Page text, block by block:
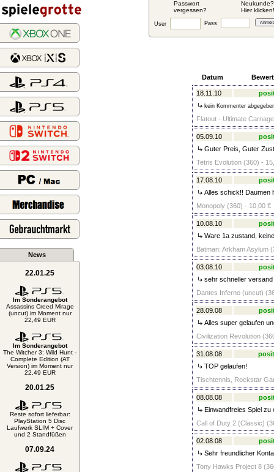
Passwort
vergessen?
Neukunde?
Hier klicken!
User Pass
News
22.01.25
Im Sonderangebot
Assassins Creed Mirage
(uncut) im Moment nur
22,49 EUR
Im Sonderangebot
The Witcher 3: Wild Hunt -
Complete Edition (AT
Version) im Moment nur
22,49 EUR
20.01.25
Reste sofort lieferbar:
PlayStation 5 Disc
Laufwerk SLIM + Cover
und 2 Standfüßen
07.09.24
Datum
18.11.10
kein Kommenter
Flatout - Ultimate
05.09.10
Guter Preis, Guter
Tetris Evolution (360) -
17.08.10
Alles schick!! Daumen
Monopoly (360) - 10,00 €
10.08.10
Ware 1a zustand,
Batman: Arkham Asylum
03.08.10
sehr schneller
Dantes Inferno (uncut)
28.09.08
Alles super gelaufen
Civilization Revolution
31.08.08
TOP gelaufen!
Tischtennis, Rockstar
08.08.08
Einwandfreies Spiel
Call of Duty 2 (Classic)
02.08.08
Sehr freundlicher
Tony Hawks Project 8